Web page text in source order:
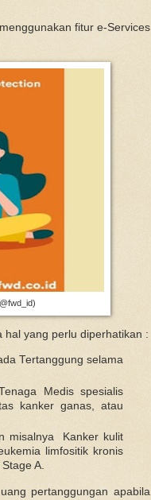
fitur e-Services
yang perlu diperhatikan :
Tertanggung selama
Medis spesialis
kanker ganas, atau
misalnya Kanker kulit
limfositik kronis
A.
pertanggungan apabila